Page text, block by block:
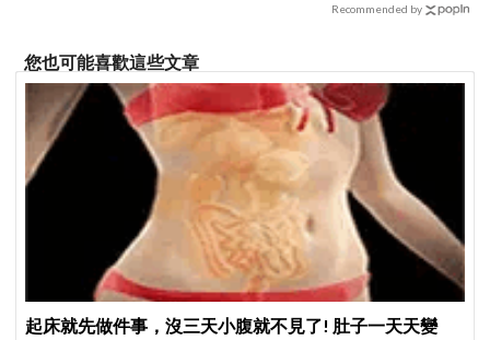
Recommended by
您也可能喜歡這些文章
起床就先做件事，沒三天小腹就不見了! 肚子一天天變